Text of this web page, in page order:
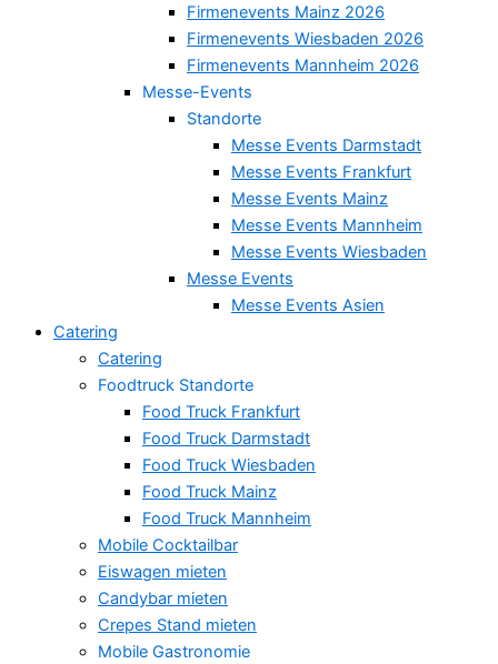
Firmenevents Mainz 2026
Firmenevents Wiesbaden 2026
Firmenevents Mannheim 2026
Messe-Events
Standorte
Messe Events Darmstadt
Messe Events Frankfurt
Messe Events Mainz
Messe Events Mannheim
Messe Events Wiesbaden
Messe Events
Messe Events Asien
Catering
Catering
Foodtruck Standorte
Food Truck Frankfurt
Food Truck Darmstadt
Food Truck Wiesbaden
Food Truck Mainz
Food Truck Mannheim
Mobile Cocktailbar
Eiswagen mieten
Candybar mieten
Crepes Stand mieten
Mobile Gastronomie